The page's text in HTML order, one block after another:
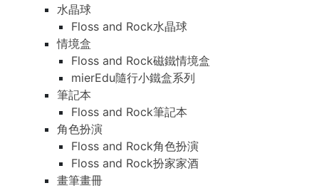
水晶球
Floss and Rock水晶球
情境盒
Floss and Rock磁鐵情境盒
mierEdu隨行小鐵盒系列
筆記本
Floss and Rock筆記本
角色扮演
Floss and Rock角色扮演
Floss and Rock扮家家酒
畫筆畫冊